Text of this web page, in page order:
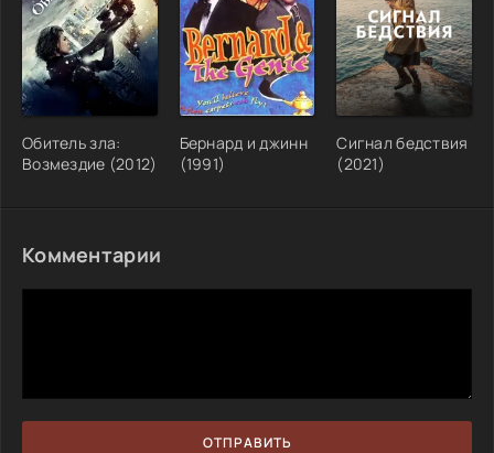
Обитель зла:
Возмездие (2012)
Бернард и джинн
(1991)
Сигнал бедствия
(2021)
Комментарии
ОТПРАВИТЬ